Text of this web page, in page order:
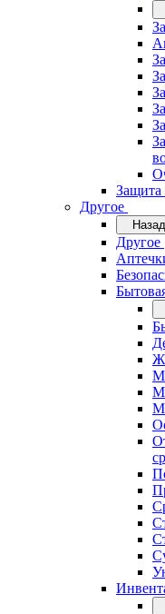
Защита
Другое
Назад
Другое